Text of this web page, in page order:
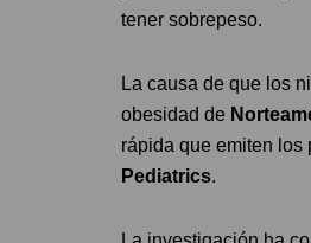
tener sobrepeso.
La causa de que los
obesidad de
rápida que emiten
Pediatrics.